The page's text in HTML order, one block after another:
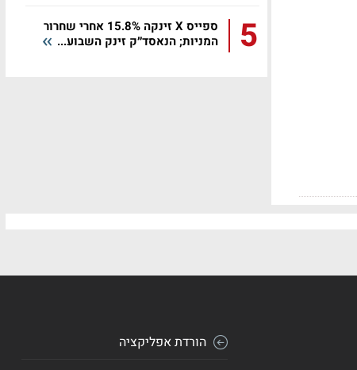
5
ספייס X זינקה 15.8% אחרי שחרור
המניות; הנאסד״ק זינק השבוע...
הורדת אפליקציה